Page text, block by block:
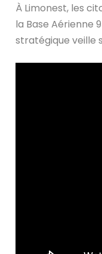
À Limonest, les
la Base Aérienne
stratégique veille